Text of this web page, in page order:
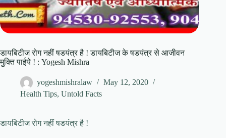
डायबिटीज रोग नहीं षडयंत्र है ! डायबिटीज के षडयंत्र से आजीवन
मुक्ति पाईये ! : Yogesh Mishra
yogeshmishralaw
May 12, 2020
Health Tips, Untold Facts
डायबिटीज रोग नहीं षडयंत्र है !